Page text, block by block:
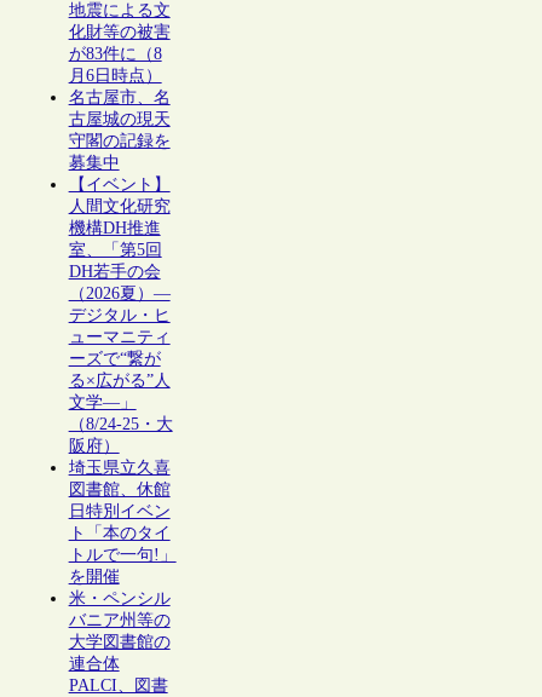
地震による文
化財等の被害
が83件に（8
月6日時点）
名古屋市、名
古屋城の現天
守閣の記録を
募集中
【イベント】
人間文化研究
機構DH推進
室、「第5回
DH若手の会
（2026夏）―
デジタル・ヒ
ューマニティ
ーズで“繋が
る×広がる”人
文学―」
（8/24-25・大
阪府）
埼玉県立久喜
図書館、休館
日特別イベン
ト「本のタイ
トルで一句!」
を開催
米・ペンシル
バニア州等の
大学図書館の
連合体
PALCI、図書